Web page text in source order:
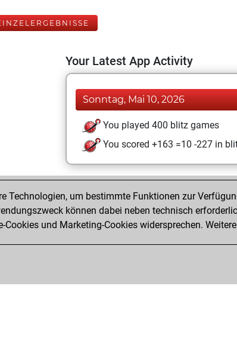
Your Latest App Activity
Sonntag, Mai 10, 2026
You played 400 blitz games
You scored +163 =10 -227 in
Technologien, um bestimmte Funktionen zur
können dabei neben technisch
Cookies und Marketing-Cookies widersprechen.